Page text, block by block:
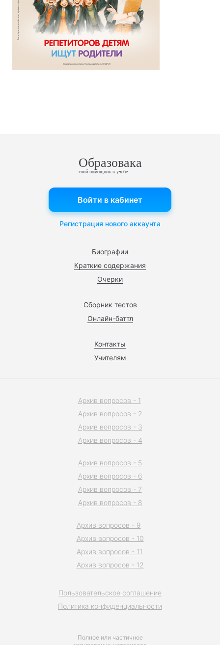
Образовака
твой помощник в учебе
Биографии
Краткие содержания
Очерки
Сборник тестов
Онлайн-баттл
Контакты
Учителям
Войти в кабинет
Регистрация нового аккаунта
Полное или частичное
Пользовательское соглашение
Политика конфиденциальности
Архив вопросов - 1
Архив вопросов - 2
Архив вопросов - 3
Архив вопросов - 4
Архив вопросов - 5
Архив вопросов - 6
Архив вопросов - 7
Архив вопросов - 8
Архив вопросов - 9
Архив вопросов - 10
Архив вопросов - 11
Архив вопросов - 12